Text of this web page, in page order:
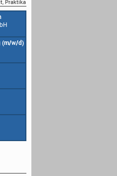
Praktika
(m/w/d)